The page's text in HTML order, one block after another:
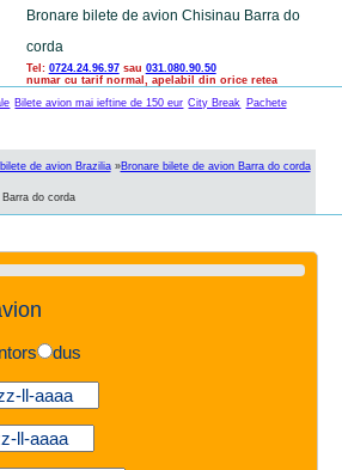
Bronare bilete de avion Chisinau Barra do
corda
Tel: 0724.24.96.97sau 031.080.90.50
numar cu tarif normal, apelabil din orice retea
Bilete avion mai ieftine de 150 eur City Break Pachete
de avion Brazilia»Bronare bilete de avion Barra do corda
do corda
dus